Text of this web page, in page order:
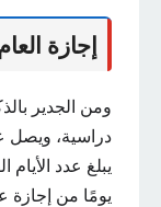
إجازة
ومن الجدير